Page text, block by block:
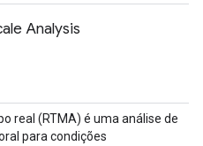
Analysis
real (RTMA) é uma análise de
para condições